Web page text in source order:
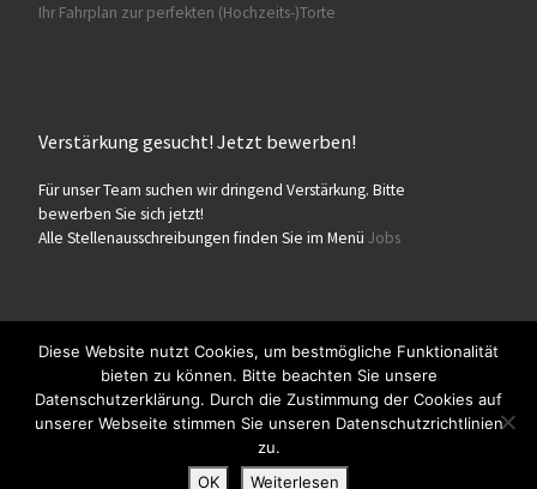
Ihr Fahrplan zur perfekten (Hochzeits-)Torte
Verstärkung gesucht! Jetzt bewerben!
Für unser Team suchen wir dringend Verstärkung. Bitte
bewerben Sie sich jetzt!
Alle Stellenausschreibungen finden Sie im Menü Jobs
© 2026Konditorei Süßes Leben– Alle Rechte vorbehalten
Präsentiert von WP – Entworfen mit demCustomizr-Theme
Diese Website nutzt Cookies, um bestmögliche Funktionalität
bieten zu können. Bitte beachten Sie unsere
Datenschutzerklärung. Durch die Zustimmung der Cookies auf
unserer Webseite stimmen Sie unseren Datenschutzrichtlinien
zu.
OK
Weiterlesen